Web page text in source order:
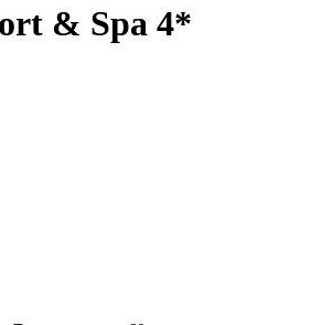
& Spa 4*